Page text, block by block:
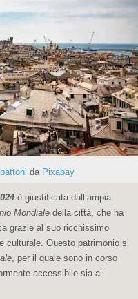
da Pixabay
è giustificata dall’ampia
Mondiale della città, che ha
grazie al suo ricchissimo
culturale. Questo patrimonio si
, per il quale sono in corso
accessibile sia ai